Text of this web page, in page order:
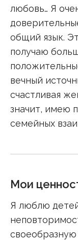
любовь… Я
общий язык.
получаю
вечный
счастливая
значит, имею
семейных
Мои
Я люблю